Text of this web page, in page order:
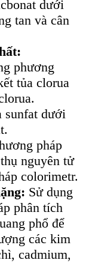
dưới
tan và cân
phương
tủa clorua
sunfat dưới
pháp
nguyên tử
colorimetr.
Sử dụng
phân tích
phổ để
các kim
cadmium,